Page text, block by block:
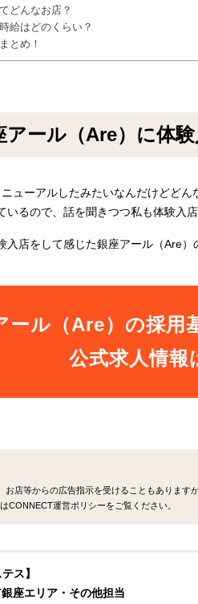
どんなお店？
給はどのくらい？
とめ！
アール（Are）に体
ューアルしたみたいなんだけどど
るので、話を聞きつつ私も体験入
入店をして感じた銀座アール（Are）
ール（Are）の採用
公式求人情報
店等からの広告指示を受けることもありま
CONNECT運営ポリシーをご覧ください。
ス】
座エリア・その他担当